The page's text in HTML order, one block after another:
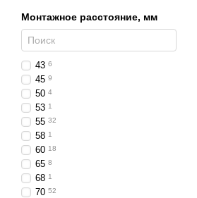
Монтажное расстояние, мм
43 6
45 9
50 4
53 1
55 32
58 1
60 18
65 8
68 1
70 52